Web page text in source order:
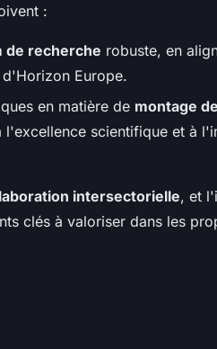
:
de recherche robuste, en
Europe.
en matière de montage
l'excellence scientifique et à
intersectorielle, et
clés à valoriser dans les